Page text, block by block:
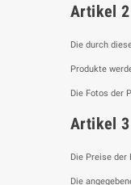
Artikel
Die durch
Produkte
Die Fotos der
Artikel
Die Preise der
Die